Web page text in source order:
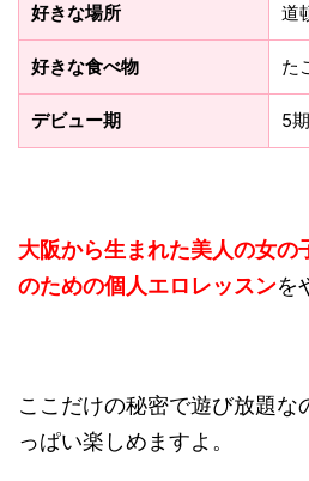
好きな場所 道
好きな食べ物 た
デビュー期 5
大阪から生まれた美人の女の
のための個人エロレッスンを
ここだけの秘密で遊び放題な
っぱい楽しめますよ。